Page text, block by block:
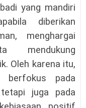
yang mandiri
diberikan
menghargai
mendukung
Oleh karena itu,
pada
juga pada